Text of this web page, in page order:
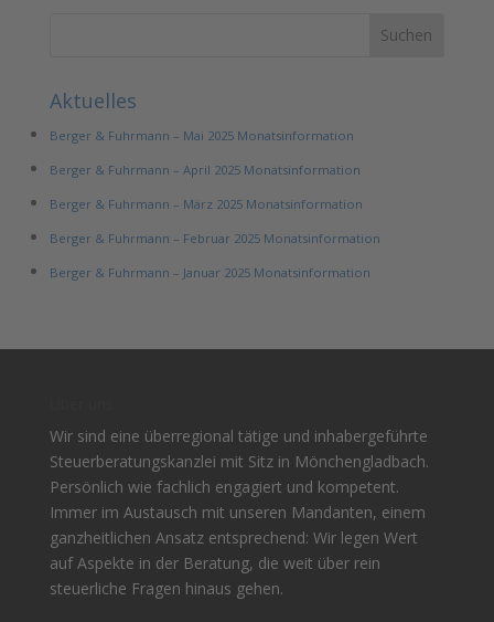
Aktuelles
Berger & Fuhrmann – Mai 2025 Monatsinformation
Berger & Fuhrmann – April 2025 Monatsinformation
Berger & Fuhrmann – März 2025 Monatsinformation
Berger & Fuhrmann – Februar 2025 Monatsinformation
Berger & Fuhrmann – Januar 2025 Monatsinformation
Wir sind eine überregional tätige und inhabergeführte
Steuerberatungskanzlei mit Sitz in Mönchengladbach.
Persönlich wie fachlich engagiert und kompetent.
Immer im Austausch mit unseren Mandanten, einem
ganzheitlichen Ansatz entsprechend: Wir legen Wert
auf Aspekte in der Beratung, die weit über rein
steuerliche Fragen hinaus gehen.